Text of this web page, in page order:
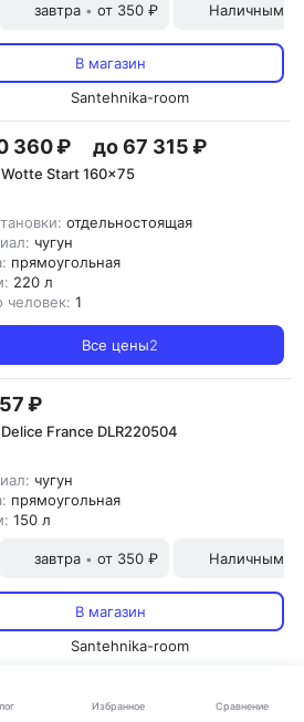
Избранное Сравнение
завтра • от 350 ₽ Наличными
В магазин
Santehnika-room
360 ₽ до 67 315 ₽
Start 160x75
отдельностоящая
чугун
прямоугольная
220 л
человек: 1
Все цены2
₽
France DLR220504
чугун
прямоугольная
150 л
завтра • от 350 ₽ Наличными
В магазин
Santehnika-room